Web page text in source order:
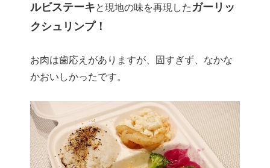
ルビステーキと現地の味を再現した ガーリッ
クシュリンプ！
お肉は歯応えがありますが、固すぎず、なかな
かおいしかったです。